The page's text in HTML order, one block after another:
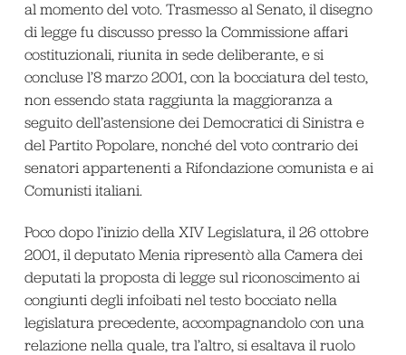
al momento del voto. Trasmesso al Senato, il disegno
di legge fu discusso presso la Commissione affari
costituzionali, riunita in sede deliberante, e si
concluse l’8 marzo 2001, con la bocciatura del testo,
non essendo stata raggiunta la maggioranza a
seguito dell’astensione dei Democratici di Sinistra e
del Partito Popolare, nonché del voto contrario dei
senatori appartenenti a Rifondazione comunista e ai
Comunisti italiani.
Poco dopo l’inizio della XIV Legislatura, il 26 ottobre
2001, il deputato Menia ripresentò alla Camera dei
deputati la proposta di legge sul riconoscimento ai
congiunti degli infoibati nel testo bocciato nella
legislatura precedente, accompagnandolo con una
relazione nella quale, tra l’altro, si esaltava il ruolo